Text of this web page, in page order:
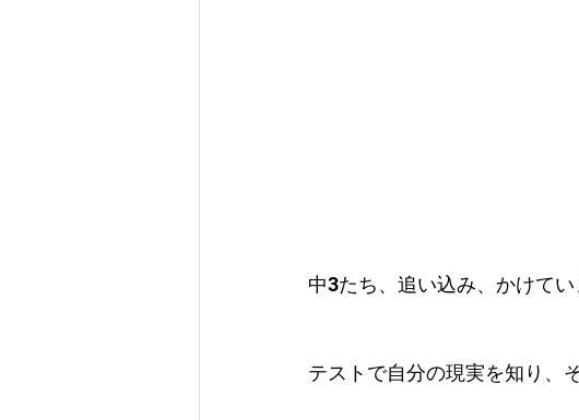
中3たち、追い込み、かけてい
テストで自分の現実を知り、